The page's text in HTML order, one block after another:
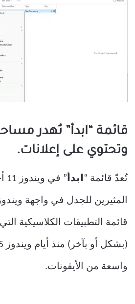
قائمة “ابدأ” تُهدر
وتحتوي على إعلانات.
تُعدّ قائمة “ ابدأ
المثيرين للجدل في واجهة
قائمة التطبيقات الكلاسيكية
واسعة من الأيقونات.